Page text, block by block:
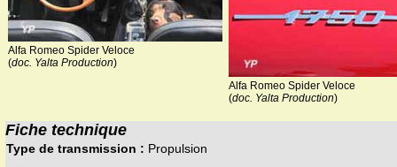
Alfa Romeo Spider Veloce
(doc. Yalta Production)
Alfa Romeo Spider Veloce
(doc. Yalta Production)
Fiche technique
Type de transmission : Propulsion